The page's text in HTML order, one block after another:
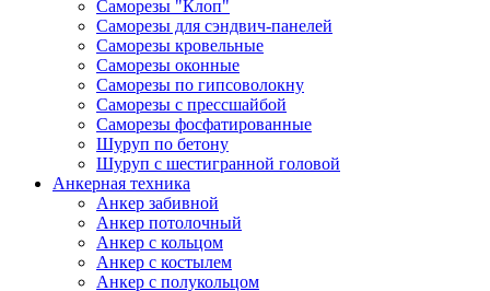
Саморезы "Клоп"
Саморезы для сэндвич-панелей
Саморезы кровельные
Саморезы оконные
Саморезы по гипсоволокну
Саморезы с прессшайбой
Саморезы фосфатированные
Шуруп по бетону
Шуруп с шестигранной головой
Анкерная техника
Анкер забивной
Анкер потолочный
Анкер с кольцом
Анкер с костылем
Анкер с полукольцом